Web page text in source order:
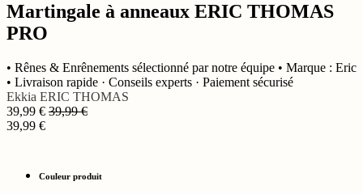
Martingale à anneaux ERIC THOMAS
PRO
• Rênes & Enrênements sélectionné par notre équipe • Marque : Eric
• Livraison rapide · Conseils experts · Paiement sécurisé
Ekkia ERIC THOMAS
39,99 € 39,99€
39,99 €
Couleur produit